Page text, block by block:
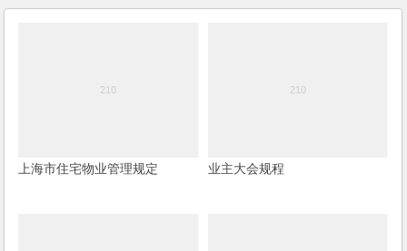
上海市住宅物业管理规定 业主大会规程